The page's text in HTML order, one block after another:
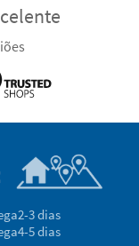
2-3 dias
4-5 dias